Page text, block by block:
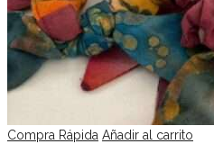
Compra Rápida Añadir al carrito